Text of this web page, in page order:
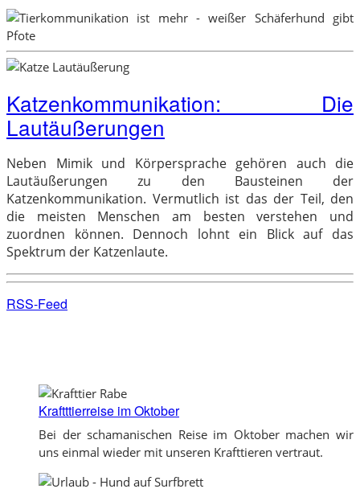
Katzenkommunikation: Die
Lautäußerungen
Neben Mimik und Körpersprache gehören auch die
Lautäußerungen zu den Bausteinen der
Katzenkommunikation. Vermutlich ist das der Teil, den
die meisten Menschen am besten verstehen und
zuordnen können. Dennoch lohnt ein Blick auf das
Spektrum der Katzenlaute.
RSS-Feed
Kraftttierreise im Oktober
Bei der schamanischen Reise im Oktober machen wir
uns einmal wieder mit unseren Krafttieren vertraut.